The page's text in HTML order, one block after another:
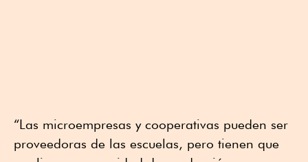
“Las microempresas y cooperativas pueden ser
proveedoras de las escuelas, pero tienen que